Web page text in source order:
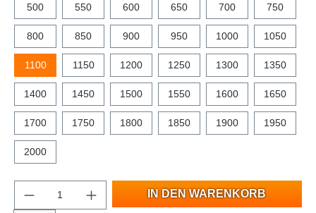
500 550 600 650 700 750
800 850 900 950 1000 1050
1100 1150 1200 1250 1300 1350
1400 1450 1500 1550 1600 1650
1700 1750 1800 1850 1900 1950
2000
IN DEN WARENKORB